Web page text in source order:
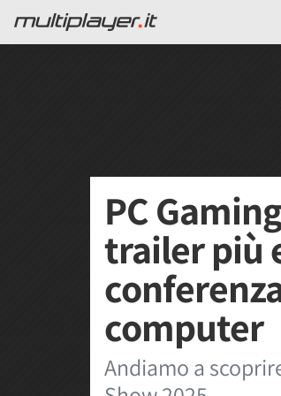
PC
trailer più
computer
Andiamo a